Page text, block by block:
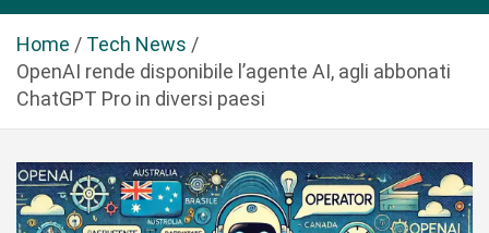
a
Home
Tech News
OpenAI rende disponibile l’agente AI, agli abbonati
ChatGPT Pro in diversi paesi